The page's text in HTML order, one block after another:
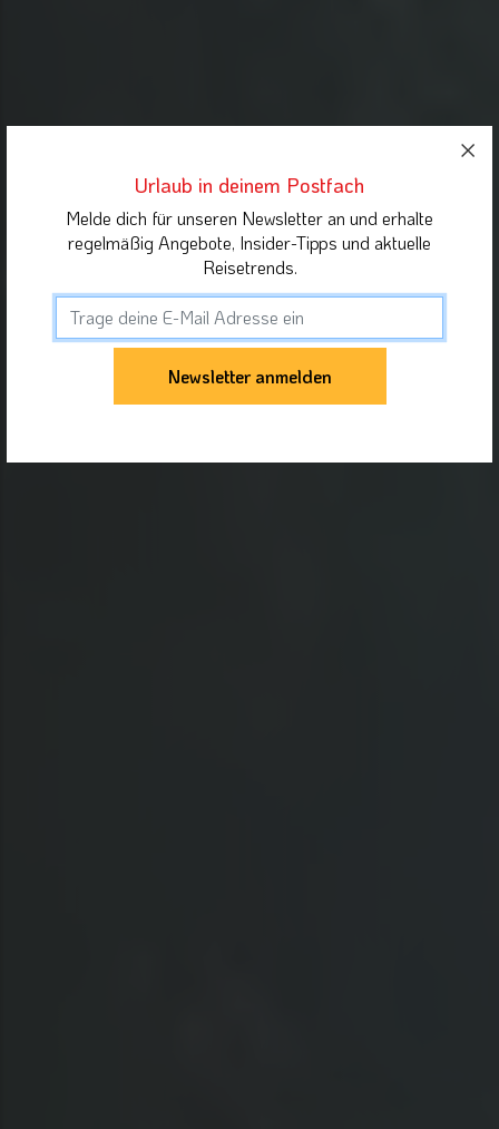
Urlaub in deinem Postfach
Melde dich für unseren Newsletter an und erhalte
regelmäßig Angebote, Insider-Tipps und aktuelle
Reisetrends.